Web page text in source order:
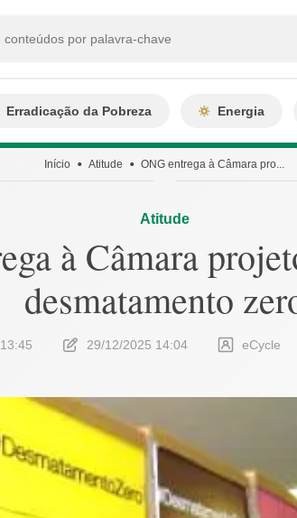
Erradicação da Pobreza Energia
Início Atitude ONG entrega à Câmara pro...
Atitude
à Câmara
desmatamento
29/12/2025 14:04 eCycle